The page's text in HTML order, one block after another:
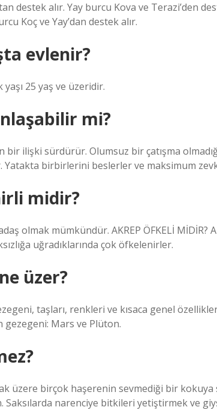
destek alır. Yay burcu Kova ve Terazi’den
Koç ve Yay’dan destek alır.
evlenir?
25 yaş ve üzeridir.
mi?
ilişki sürdürür. Olumsuz bir çatışma
Yatakta birbirlerini beslerler ve maksimum
midir?
olmak mümkündür. AKREP ÖFKELİ MİDİR?
uğradıklarında çok öfkelenirler.
üzer?
taşları, renkleri ve kısaca genel
gezegeni: Mars ve Plüton.
üzere birçok haşerenin sevmediği bir
Saksılarda narenciye bitkileri yetiştirmek ve